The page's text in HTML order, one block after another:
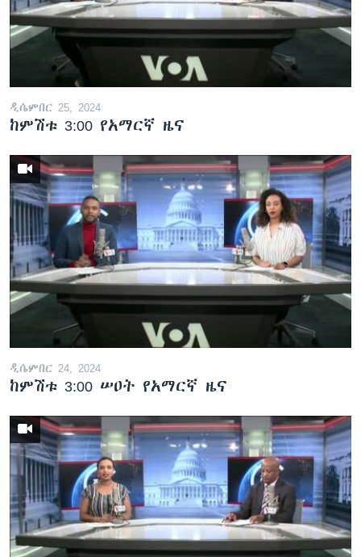
ዲሴምበር 25, 2024
ከምሽቱ 3:00 የአማርኛ ዜና
ዲሴምበር 24, 2024
ከምሽቱ 3:00 ሠዐት የአማርኛ ዜና